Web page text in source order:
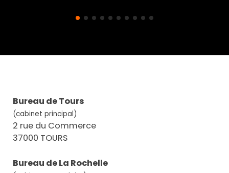
Bureau de Tours
(cabinet principal)
2 rue du Commerce
37000 TOURS
Bureau de La Rochelle